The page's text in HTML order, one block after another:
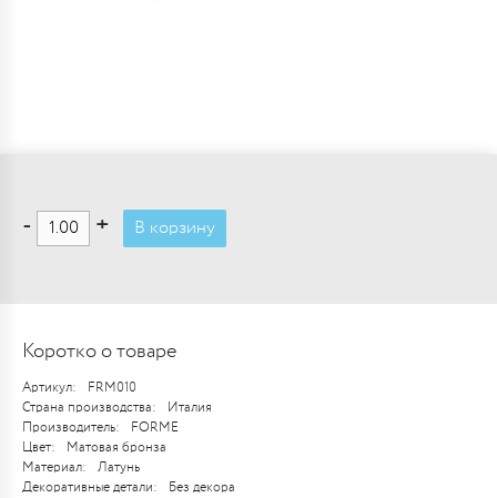
- + В корзину
Коротко о товаре
Артикул:
FRM010
Страна производства:
Италия
Производитель:
FORME
Цвет:
Матовая бронза
Материал:
Латунь
Декоративные детали:
Без декора